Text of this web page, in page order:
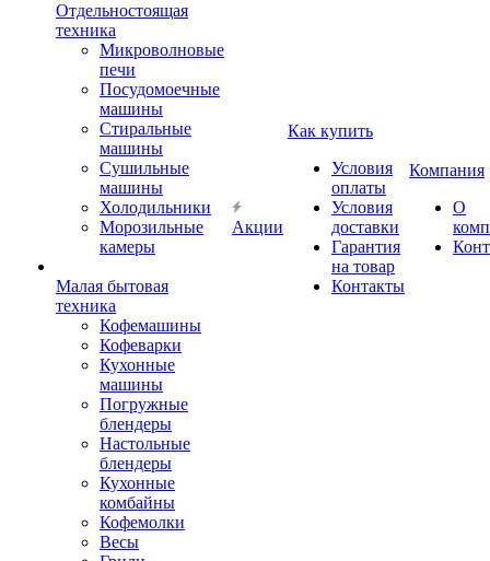
Отдельностоящая
техника
Микроволновые
печи
Посудомоечные
машины
Стиральные
машины
Сушильные
машины
Холодильники
Морозильные
камеры
Малая бытовая
техника
Кофемашины
Кофеварки
Кухонные
машины
Погружные
блендеры
Настольные
блендеры
Кухонные
комбайны
Кофемолки
Весы
Акции
Как купить
Условия
оплаты
Условия
доставки
Гарантия
на товар
Контакты
Компания
О